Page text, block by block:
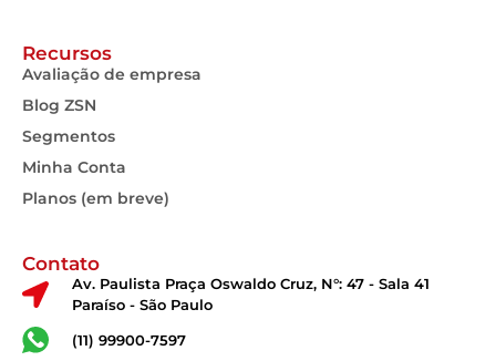
Recursos
Avaliação de empresa
Blog ZSN
Segmentos
Minha Conta
Planos (em breve)
Contato
Av. Paulista Praça Oswaldo Cruz, N°: 47 - Sala 41
Paraíso - São Paulo
(11) 99900-7597